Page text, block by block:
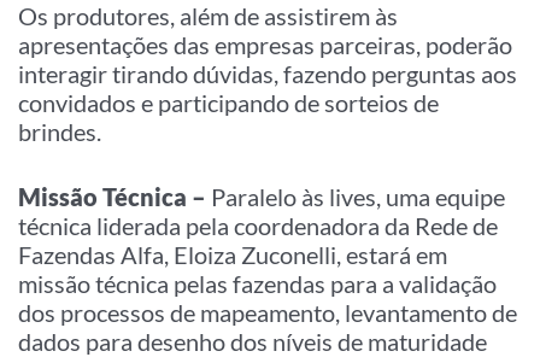
Os produtores, além de assistirem às
apresentações das empresas parceiras, poderão
interagir tirando dúvidas, fazendo perguntas aos
convidados e participando de sorteios de
brindes.
Missão Técnica – Paralelo às lives, uma equipe
técnica liderada pela coordenadora da Rede de
Fazendas Alfa, Eloiza Zuconelli, estará em
missão técnica pelas fazendas para a validação
dos processos de mapeamento, levantamento de
dados para desenho dos níveis de maturidade